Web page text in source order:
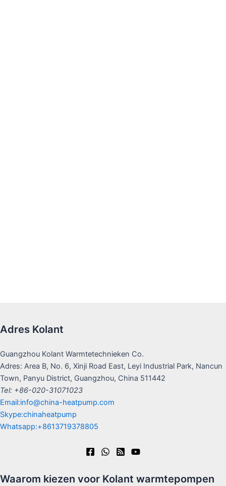
Adres Kolant
Guangzhou Kolant Warmtetechnieken Co.
Adres: Area B, No. 6, Xinji Road East, Leyi Industrial Park, Nancun
Town, Panyu District, Guangzhou, China 511442
Tel: +86-020-31071023
Email:info@china-heatpump.com
Skype:chinaheatpump
Whatsapp:+8613719378805
Waarom kiezen voor Kolant warmtepompen